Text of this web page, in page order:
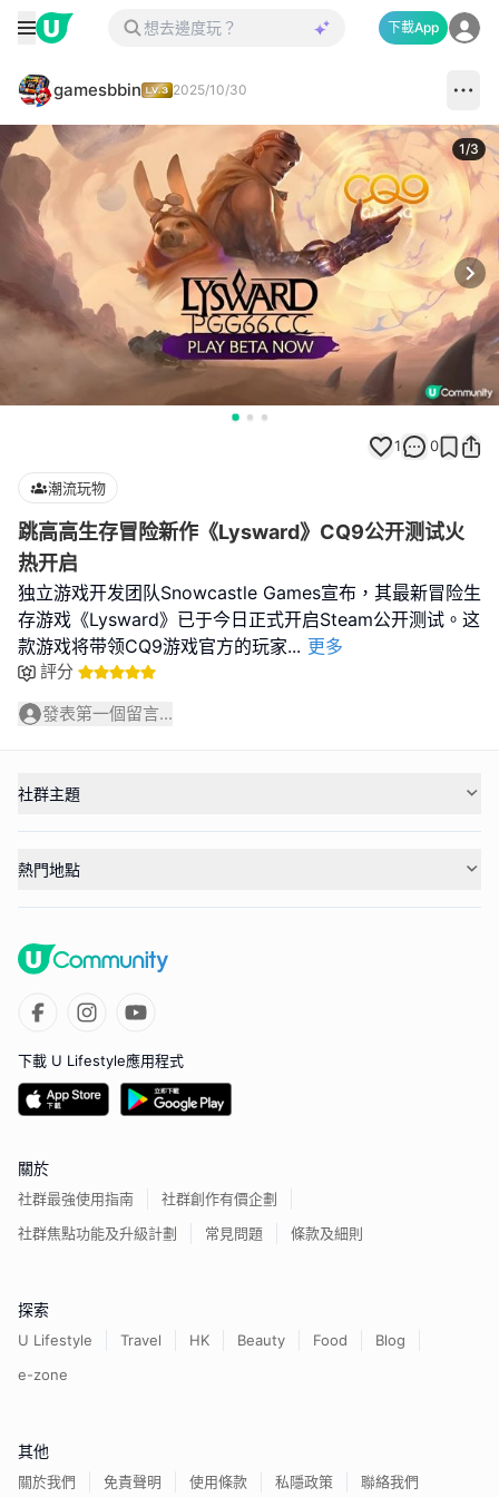
下載App
gamesbbin 2025/10/30
1/3
1 0
潮流玩物
跳高高生存冒险新作《Lysward》CQ9公开测试火
热开启
独立游戏开发团队Snowcastle Games宣布，其最新冒险生
存游戏《Lysward》已于今日正式开启Steam公开测试。这
款游戏将带领CQ9游戏官方的玩家... 更多
評分
發表第一個留言...
社群主題
熱門地點
下載 U Lifestyle應用程式
關於
社群最強使用指南
社群創作有價企劃
社群焦點功能及升級計劃
常見問題 條款及細則
探索
U Lifestyle Travel HK Beauty Food
Blog
e-zone
其他
關於我們 免責聲明 使用條款 私隱政策 聯絡我們